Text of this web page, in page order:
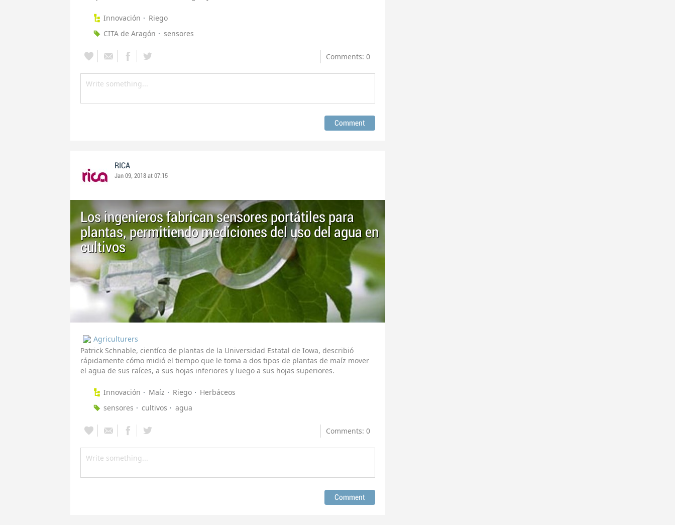
Innovación
Riego
CITA de Aragón
sensores
Comments: 0
RICA
Jan 09, 2018 at 07:15
Los ingenieros fabrican sensores portátiles para
plantas, permitiendo mediciones del uso del agua en
cultivos
Agriculturers
Patrick Schnable, cientíco de plantas de la Universidad Estatal de Iowa, describió
rápidamente cómo midió el tiempo que le toma a dos tipos de plantas de maíz mover
el agua de sus raíces, a sus hojas inferiores y luego a sus hojas superiores.
Innovación Maíz Riego
Herbáceos
sensores
cultivos agua
Comments: 0